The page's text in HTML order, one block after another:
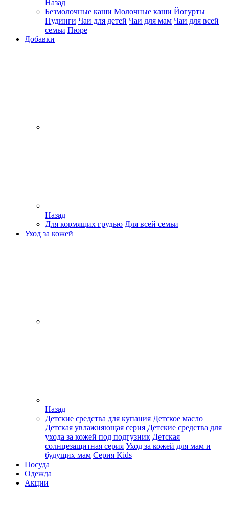
Назад
Безмолочные каши Молочные каши Йогурты
Пудинги Чаи для детей Чаи для мам Чаи для всей
семьи Пюре
Добавки
Назад
Для кормящих грудью Для всей семьи
Уход за кожей
Назад
Детские средства для купания Детское масло
Детская увлажняющая серия Детские средства для
ухода за кожей под подгузник Детская
солнцезащитная серия Уход за кожей для мам и
будущих мам Серия Kids
Посуда
Одежда
Акции